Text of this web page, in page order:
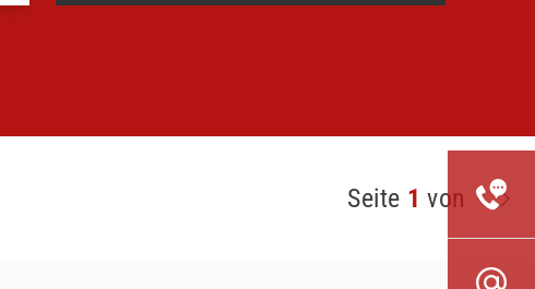
Seite 1 von